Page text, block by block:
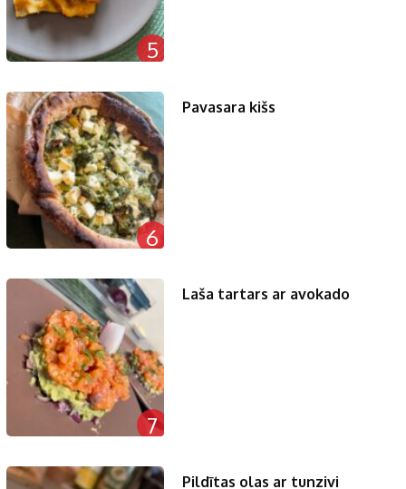
5
6
Pavasara kišs
7
Laša tartars ar avokado
Pildītas olas ar tunzivi